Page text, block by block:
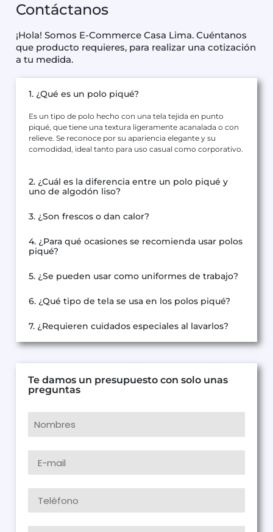
Contáctanos
¡Hola! Somos E-Commerce Casa Lima. Cuéntanos
que producto requieres, para realizar una cotización
a tu medida.
1. ¿Qué es un polo piqué?
Es un tipo de polo hecho con una tela tejida en punto
piqué, que tiene una textura ligeramente acanalada o con
relieve. Se reconoce por su apariencia elegante y su
comodidad, ideal tanto para uso casual como corporativo.
2. ¿Cuál es la diferencia entre un polo piqué y
uno de algodón liso?
3. ¿Son frescos o dan calor?
4. ¿Para qué ocasiones se recomienda usar polos
piqué?
5. ¿Se pueden usar como uniformes de trabajo?
6. ¿Qué tipo de tela se usa en los polos piqué?
7. ¿Requieren cuidados especiales al lavarlos?
Te damos un presupuesto con solo unas
preguntas